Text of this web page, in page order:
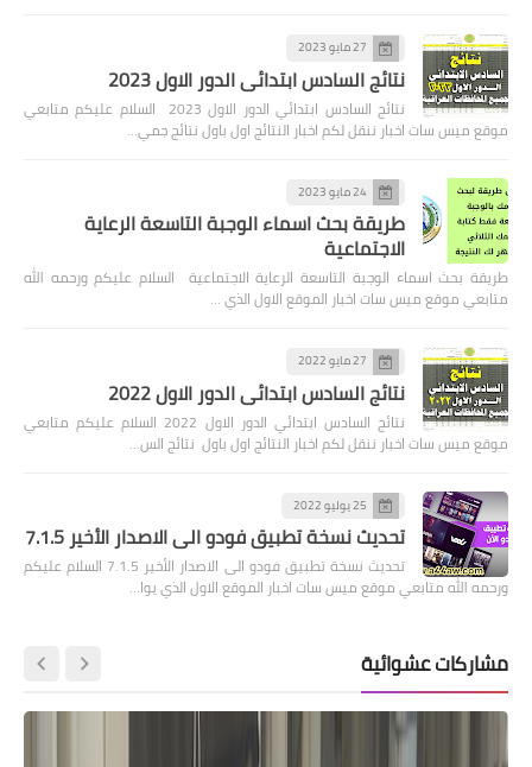
27 مايو 2023
نتائج السادس ابتدائي الدور الاول 2023
نتائج السادس ابتدائي الدور الاول 2023 السلام عليكم متابعي
موقع ميس سات اخبار ننقل لكم اخبار النتائج اول باول نتائج جمي…
24 مايو 2023
طريقة بحث اسماء الوجبة التاسعة الرعاية
الاجتماعية
طريقة بحث اسماء الوجبة التاسعة الرعاية الاجتماعية السلام عليكم ورحمه الله
متابعي موقع ميس سات اخبار الموقع الاول الذي …
27 مايو 2022
نتائج السادس ابتدائي الدور الاول 2022
نتائج السادس ابتدائي الدور الاول 2022 السلام عليكم متابعي
موقع ميس سات اخبار ننقل لكم اخبار النتائج اول باول نتائج الس…
25 يوليو 2022
تحديث نسخة تطبيق فودو الى الاصدار الأخير 7.1.5
تحديث نسخة تطبيق فودو الى الاصدار الأخير 7.1.5 السلام عليكم
ورحمه الله متابعي موقع ميس سات اخبار الموقع الاول الذي يوا…
مشاركات عشوائية